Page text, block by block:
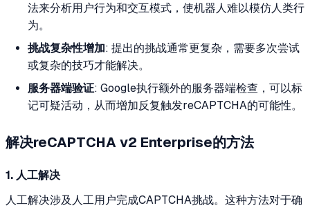
法来分析用户行为和交互模式，使机器人难以模仿人类行
为。
挑战复杂性增加: 提出的挑战通常更复杂，需要多次尝试
或复杂的技巧才能解决。
服务器端验证: Google执行额外的服务器端检查，可以标
记可疑活动，从而增加反复触发reCAPTCHA的可能性。
解决reCAPTCHA v2 Enterprise的方法
1. 人工解决
人工解决涉及人工用户完成CAPTCHA挑战。这种方法对于确